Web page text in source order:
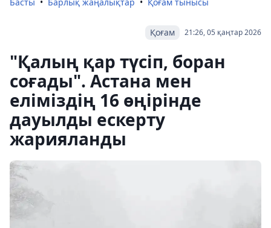
21:26, 05 қаңтар 2026
Қоғам
"Қалың қар түсіп, боран
соғады". Астана мен
еліміздің 16 өңірінде
дауылды ескерту
жарияланды